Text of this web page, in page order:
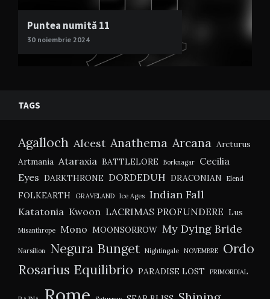
Puntea numită 11
30 noiembrie 2024
TAGS
Agalloch Alcest Anathema Arcana Arcturus
Artmania Ataraxia BATTLELORE Borknagar
Cecilia
Eyes DARKTHRONE DORDEDUH DRACONIAN Elend
FOLKEARTH GRAVELAND Ice Ages Indian Fall
Katatonia Kwoon LACRIMAS PROFUNDERE Lus
Misanthrope Mono MOONSORROW My Dying Bride
Narsilion Negura Bunget Nightingale NOVEMBRE
Ordo
Rosarius Equilibrio PARADISE LOST PRIMORDIAL